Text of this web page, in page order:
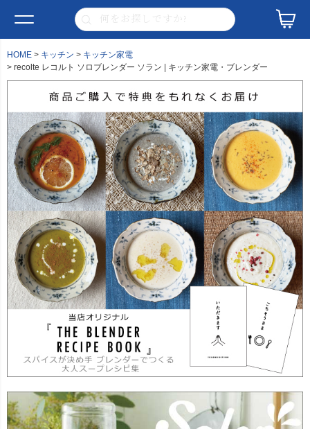
HOME キッチン
キッチン家電
recolte レコルト ソロブレンダー ソラン | キッチン家電・ブレンダー